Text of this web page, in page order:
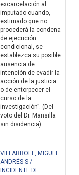
excarcelación al
imputado cuando,
estimado que no
procederá la condena
de ejecución
condicional, se
establezca su posible
ausencia de
intención de evadir la
acción de la justicia
o de entorpecer el
curso de la
investigación”. (Del
voto del Dr. Mansilla
sin disidencia).
VILLARROEL, MIGUEL
ANDRÉS S /
INCIDENTE DE